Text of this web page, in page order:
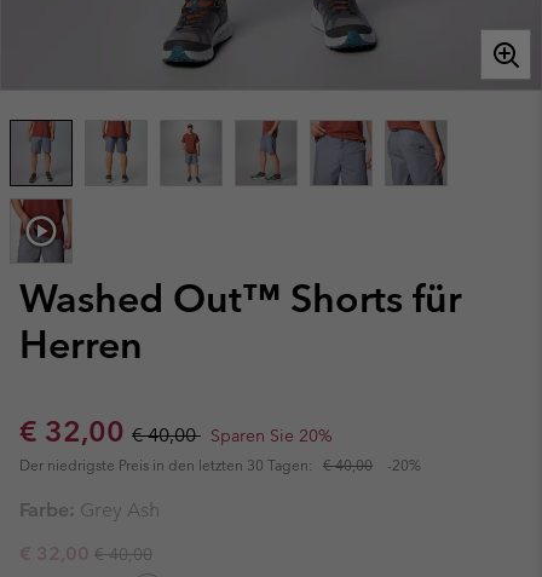
Washed Out™ Shorts für
Herren
Sale price:
€ 32,00 Regular price:
€ 40,00 Sparen Sie 20%
Der niedrigste Preis in den letzten 30 Tagen: € 40,00 -20%
Farbe: Grey Ash
Sale price:
€ 32,00 Regular price:
€ 40,00